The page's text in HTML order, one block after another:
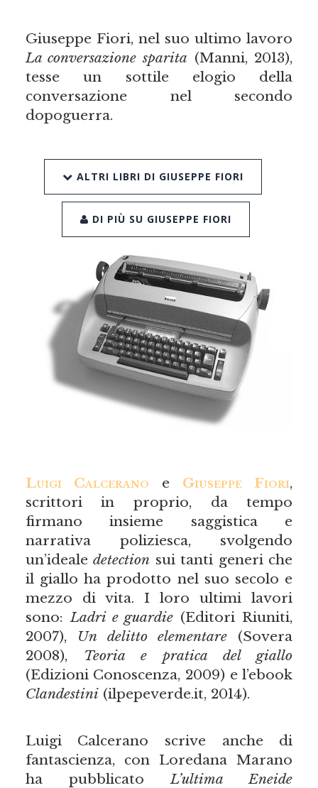
Giuseppe Fiori, nel suo ultimo lavoro
La conversazione sparita (Manni, 2013),
tesse un sottile elogio della
conversazione nel secondo
dopoguerra.
ALTRI LIBRI DI GIUSEPPE FIORI
DI PIÙ SU GIUSEPPE FIORI
Luigi Calcerano e Giuseppe Fiori,
scrittori in proprio, da tempo
firmano insieme saggistica e
narrativa poliziesca, svolgendo
un’idealedetection sui tanti generi che
il giallo ha prodotto nel suo secolo e
mezzo di vita. I loro ultimi lavori
sono:Ladri e guardie (Editori Riuniti,
2007), Un delitto elementare(Sovera
2008), Teoria e pratica del giallo
(Edizioni Conoscenza, 2009) e l’ebook
Clandestini(ilpepeverde.it, 2014).
Luigi Calcerano scrive anche di
fantascienza, con Loredana Marano
ha pubblicato L’ultima Eneide